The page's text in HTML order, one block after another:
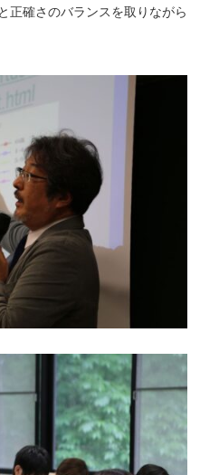
正確さのバランスを取りながら